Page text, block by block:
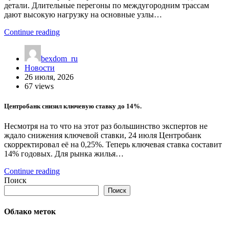
детали. Длительные перегоны по междугородним трассам
дают высокую нагрузку на основные узлы…
Continue reading
bexdom_ru
Новости
26 июля, 2026
67 views
Центробанк снизил ключевую ставку до 14%.
Несмотря на то что на этот раз большинство экспертов не
ждало снижения ключевой ставки, 24 июля Центробанк
скорректировал её на 0,25%. Теперь ключевая ставка составит
14% годовых. Для рынка жилья…
Continue reading
Поиск
Поиск
Облако меток